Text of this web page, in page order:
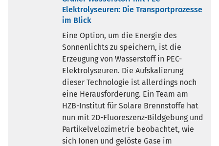
Elektrolyseuren: Die Transportprozesse
im Blick
Eine Option, um die Energie des
Sonnenlichts zu speichern, ist die
Erzeugung von Wasserstoff in PEC-
Elektrolyseuren. Die Aufskalierung
dieser Technologie ist allerdings noch
eine Herausforderung. Ein Team am
HZB-Institut für Solare Brennstoffe hat
nun mit 2D-Fluoreszenz-Bildgebung und
Partikelvelozimetrie beobachtet, wie
sich Ionen und gelöste Gase im